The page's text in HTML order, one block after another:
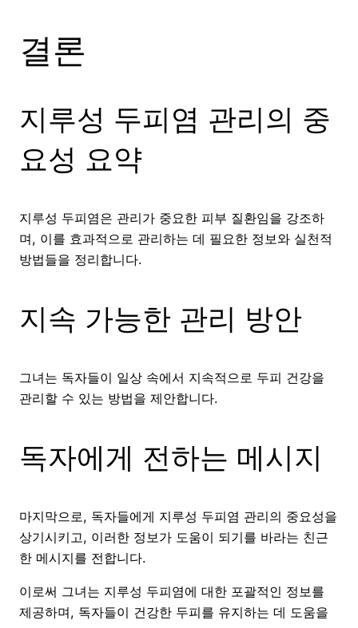
결론
지루성 두피염 관리의 중
요성 요약
지루성 두피염은 관리가 중요한 피부 질환임을 강조하
며, 이를 효과적으로 관리하는 데 필요한 정보와 실천적
방법들을 정리합니다.
지속 가능한 관리 방안
그녀는 독자들이 일상 속에서 지속적으로 두피 건강을
관리할 수 있는 방법을 제안합니다.
독자에게 전하는 메시지
마지막으로, 독자들에게 지루성 두피염 관리의 중요성을
상기시키고, 이러한 정보가 도움이 되기를 바라는 친근
한 메시지를 전합니다.
이로써 그녀는 지루성 두피염에 대한 포괄적인 정보를
제공하며, 독자들이 건강한 두피를 유지하는 데 도움을